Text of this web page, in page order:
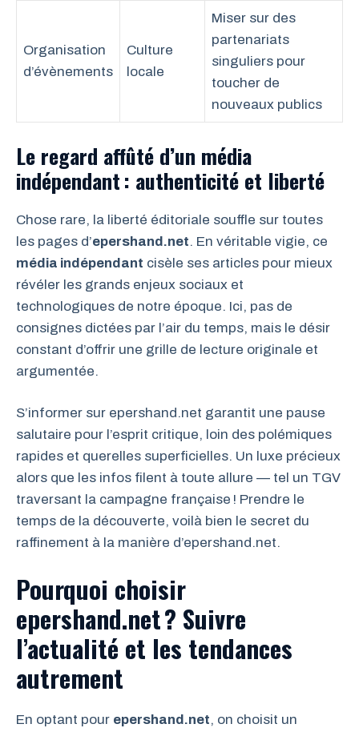
Organisation
d’évènements
Culture
locale
Miser sur des
partenariats
singuliers pour
toucher de
nouveaux publics
Le regard affûté d’un média
indépendant : authenticité et liberté
Chose rare, la liberté éditoriale souffle sur toutes
les pages d’epershand.net. En véritable vigie, ce
média indépendant cisèle ses articles pour mieux
révéler les grands enjeux sociaux et
technologiques de notre époque. Ici, pas de
consignes dictées par l’air du temps, mais le désir
constant d’offrir une grille de lecture originale et
argumentée.
S’informer sur epershand.net garantit une pause
salutaire pour l’esprit critique, loin des polémiques
rapides et querelles superficielles. Un luxe précieux
alors que les infos filent à toute allure — tel un TGV
traversant la campagne française ! Prendre le
temps de la découverte, voilà bien le secret du
raffinement à la manière d’epershand.net.
Pourquoi choisir
epershand.net ? Suivre
l’actualité et les tendances
autrement
En optant pour epershand.net, on choisit un